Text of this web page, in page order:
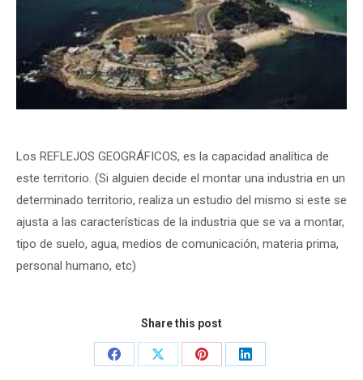
Los REFLEJOS GEOGRÁFICOS, es la capacidad analítica de
este territorio. (Si alguien decide el montar una industria en un
determinado territorio, realiza un estudio del mismo si este se
ajusta a las características de la industria que se va a montar,
tipo de suelo, agua, medios de comunicación, materia prima,
personal humano, etc)
Share this post
Share
Share
Share
Share